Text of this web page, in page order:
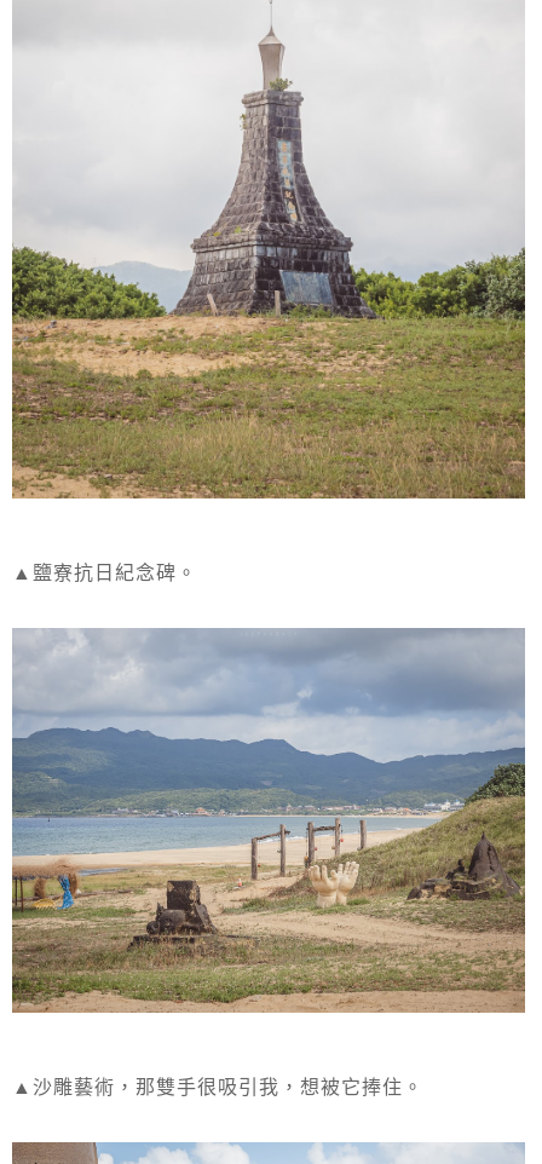
▲鹽寮抗日紀念碑。
▲沙雕藝術，那雙手很吸引我，想被它捧住。